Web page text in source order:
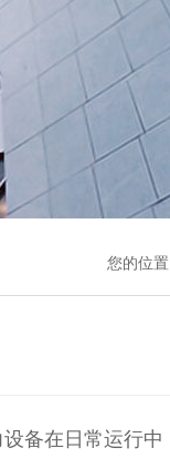
您的位置
设备在日常运行